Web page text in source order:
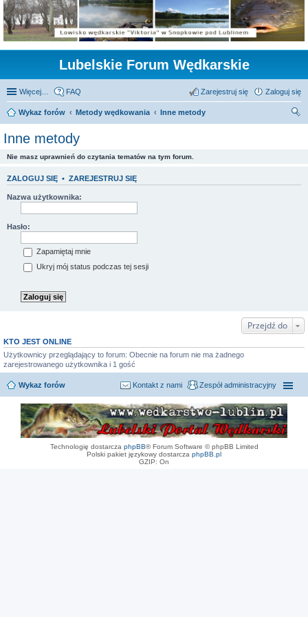
Lubelskie Forum Wędkarskie
Więcej… FAQ Zaloguj się
Zarejestruj się
Wykaz forów Metody wędkowania
Inne metody
Inne metody
Nie masz uprawnień do czytania tematów na tym forum.
ZALOGUJ SIĘ • ZAREJESTRUJ SIĘ
Nazwa użytkownika:
Hasło:
Zapamiętaj mnie
Ukryj mój status podczas tej sesji
Przejdź do
KTO JEST ONLINE
Użytkownicy przeglądający to forum: Obecnie na forum nie ma żadnego
zarejestrowanego użytkownika i 1 gość
Wykaz forów Zespół administracyjny
Kontakt z nami
Technologię dostarcza phpBB® Forum Software © phpBB Limited
Polski pakiet językowy dostarcza phpBB.pl
GZIP: On